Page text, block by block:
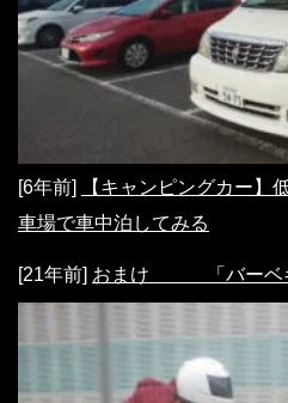
[6年前]
【キャンピングカー】
車場で車中泊してみる
[21年前] おまけ 「バーベキ